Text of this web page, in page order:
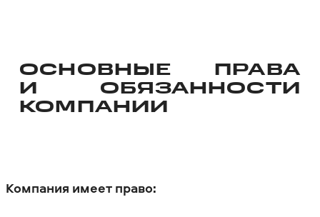
ОСНОВНЫЕ ПРАВА
И ОБЯЗАННОСТИ
КОМПАНИИ
Компания имеет право: